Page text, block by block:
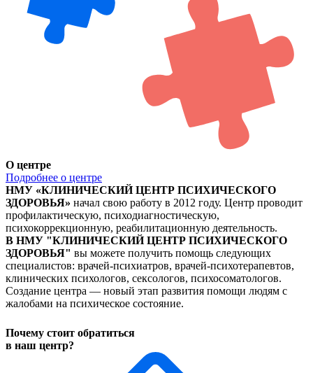
О центре
Подробнее о центре
НМУ «КЛИНИЧЕСКИЙ ЦЕНТР ПСИХИЧЕСКОГО
ЗДОРОВЬЯ» начал свою работу в 2012 году. Центр проводит
профилактическую, психодиагностическую,
психокоррекционную, реабилитационную деятельность.
В НМУ "КЛИНИЧЕСКИЙ ЦЕНТР ПСИХИЧЕСКОГО
ЗДОРОВЬЯ" вы можете получить помощь следующих
специалистов: врачей-психиатров, врачей-психотерапевтов,
клинических психологов, сексологов, психосоматологов.
Создание центра — новый этап развития помощи людям с
жалобами на психическое состояние.
Почему стоит обратиться
в наш центр?